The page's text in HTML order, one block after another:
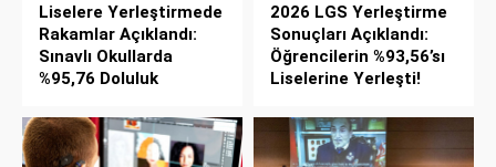
Liselere Yerleştirmede
Rakamlar Açıklandı:
Sınavlı Okullarda
%95,76 Doluluk
2026 LGS Yerleştirme
Sonuçları Açıklandı:
Öğrencilerin %93,56’sı
Liselerine Yerleşti!